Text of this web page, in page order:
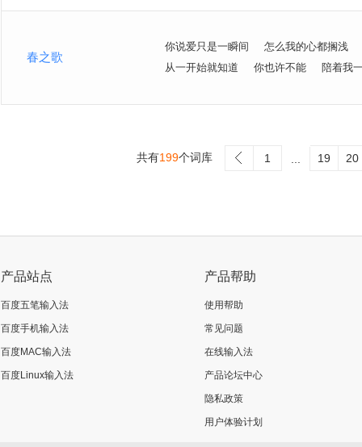
春之歌
你说爱只是一瞬间
怎么我的心都搁浅
从一开始就知道
你也许不能 陪着我
共有199个词库 1 19 20
产品站点
百度五笔输入法
百度手机输入法
百度MAC输入法
百度Linux输入法
产品帮助
使用帮助
常见问题
在线输入法
产品论坛中心
隐私政策
用户体验计划